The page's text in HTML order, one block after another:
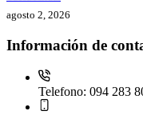
agosto 2, 2026
Información de
Telefono: 094 283